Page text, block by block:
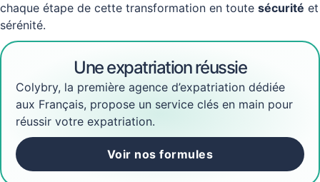
chaque étape de cette transformation en toute sécurité et
sérénité.
Une expatriation réussie
Colybry, la première agence d’expatriation dédiée
aux Français, propose un service clés en main pour
réussir votre expatriation.
Voir nos formules